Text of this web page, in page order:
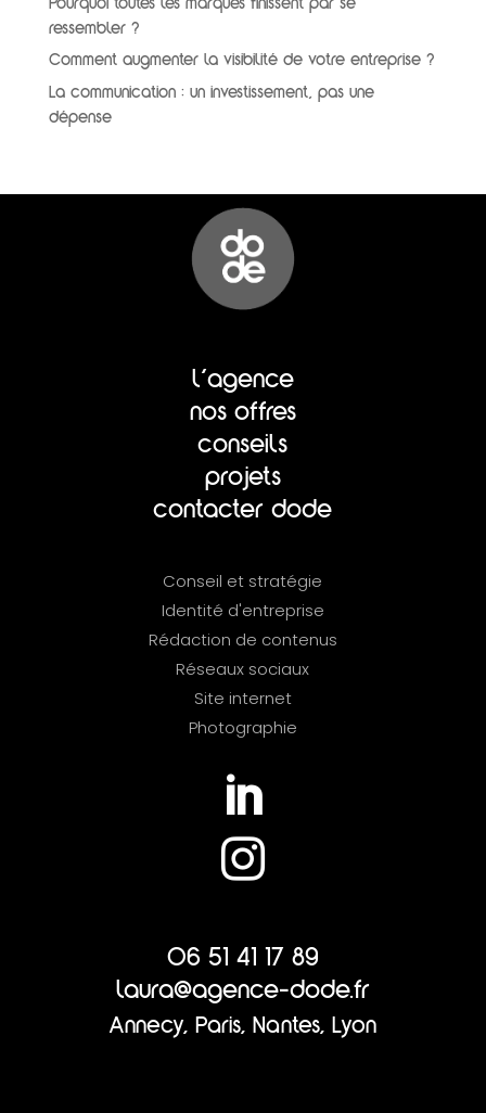
Pourquoi toutes les marques finissent par se
ressembler ?
Comment augmenter la visibilité de votre entreprise ?
La communication : un investissement, pas une
dépense
l'agence
nos offres
conseils
projets
contacter dode
Conseil et stratégie
Identité d'entreprise
Rédaction de contenus
Réseaux sociaux
Site internet
Photographie


06 51 41 17 89
laura@agence-dode.fr
Annecy, Paris, Nantes, Lyon